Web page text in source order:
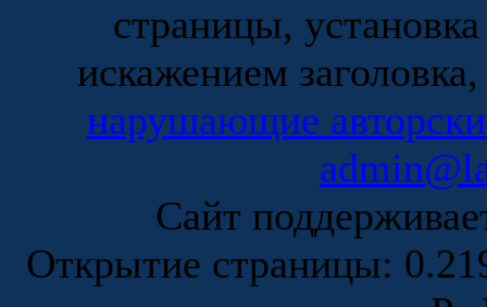
страницы,
искажением
нарушающие
Сайт
Открытие страницы: